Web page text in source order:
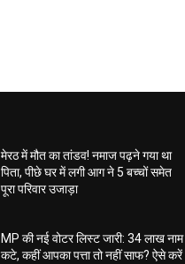
मेरठ में मौत का तांडव! नमाज पढ़ने गया था
पिता, पीछे घर में लगी आग ने 5 बच्चों समेत
पूरा परिवार उजाड़ा
MP की नई वोटर लिस्ट जारी: 34 लाख नाम
कटे, कहीं आपका पत्ता तो नहीं साफ? ऐसे करें